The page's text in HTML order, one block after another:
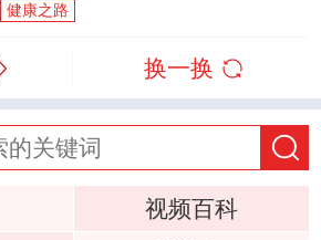
健康之路
换一换
视频百科